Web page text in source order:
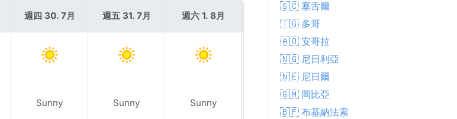
週四 30. 7月
Sunny
週五 31. 7月
Sunny
週六 1. 8月
Sunny
🇸🇨 塞舌爾
🇹🇬 多哥
🇦🇴 安哥拉
🇳🇬 尼日利亞
🇳🇪 尼日爾
🇬🇲 岡比亞
🇧🇫 布基納法索